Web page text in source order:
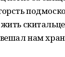
нам